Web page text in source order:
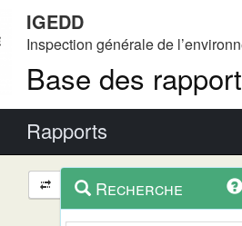
IGEDD
Inspection générale de
Base des
Rapports
Navigation
et
outils
contextuel
Recherche